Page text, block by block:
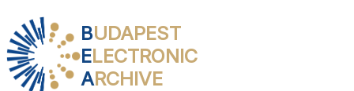
BUDAPEST
ELECTRONIC
ARCHIVE